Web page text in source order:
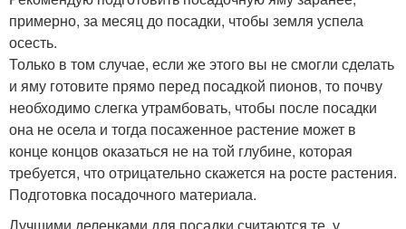
примерно, за месяц до посадки, чтобы земля успела
осесть.
Только в том случае, если же этого вы не смогли сделать
и яму готовите прямо перед посадкой пионов, то почву
необходимо слегка утрамбовать, чтобы после посадки
она не осела и тогда посаженное растение может в
конце концов оказаться не на той глубине, которая
требуется, что отрицательно скажется на росте растения.
Подготовка посадочного материала.
Лучшими деленками для посадки считаются те, у